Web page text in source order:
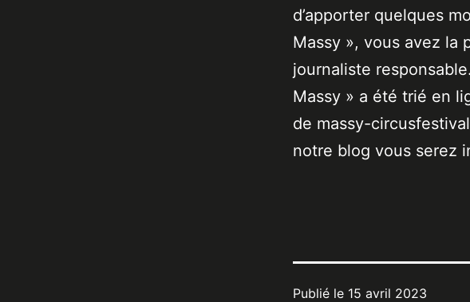
d’apporter quelques
Massy », vous avez la
journaliste
Massy » a été trié en
de massy-
notre blog vous serez
Publié le 15 avril 2023